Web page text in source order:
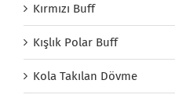
Kırmızı Buff
Kışlık Polar Buff
Kola Takılan Dövme